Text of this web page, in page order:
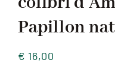
Papillon
€ 16,00